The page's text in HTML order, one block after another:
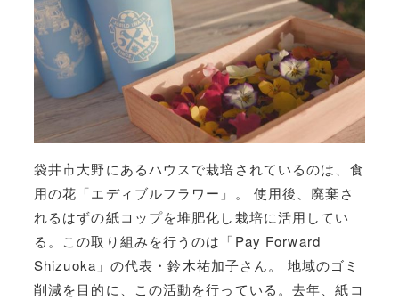
袋井市大野にあるハウスで栽培されているのは、食
用の花「エディブルフラワー」。 使用後、廃棄さ
れるはずの紙コップを堆肥化し栽培に活用してい
る。この取り組みを行うのは「Pay Forward
Shizuoka」の代表・鈴木祐加子さん。 地域のゴミ
削減を目的に、この活動を行っている。去年、紙コ